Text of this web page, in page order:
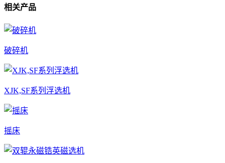
相关产品
破碎机
XJK,SF系列浮选机
摇床